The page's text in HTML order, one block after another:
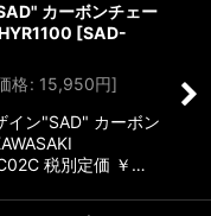
カーボンチェー
[SAD-
格: 15,950円]
イン"SAD" カーボン
税別定価 ￥…